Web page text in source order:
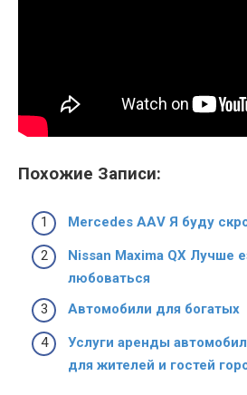
Похожие Записи:
Mercedes ААV Я буду
Nissan Maxima QX Лучше
любоваться
Автомобили для богатых
Услуги аренды
для жителей и гостей